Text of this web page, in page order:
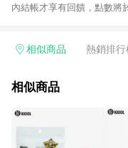
內結帳才享有回饋，點數
相似商品 熱銷排行
相似商品